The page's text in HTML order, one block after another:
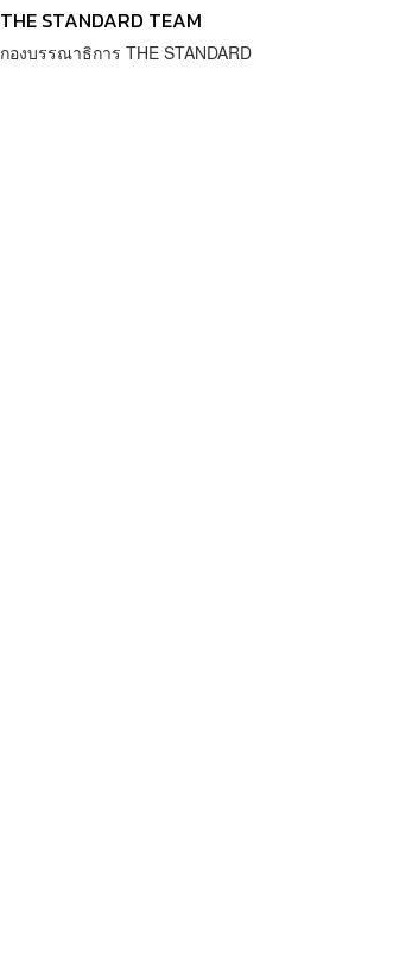
THE STANDARD TEAM
กองบรรณาธิการ THE STANDARD